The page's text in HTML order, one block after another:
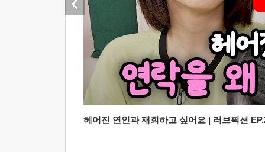
헤어진 연인과 재회하고 싶어요 | 러브픽션